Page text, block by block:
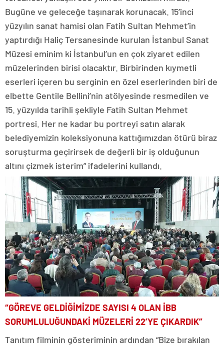
Bugüne ve geleceğe taşınarak korunacak. 15’inci
yüzyılın sanat hamisi olan Fatih Sultan Mehmet’in
yaptırdığı Haliç Tersanesinde kurulan İstanbul Sanat
Müzesi eminim ki İstanbul’un en çok ziyaret edilen
müzelerinden birisi olacaktır. Birbirinden kıymetli
eserleri içeren bu serginin en özel eserlerinden biri de
elbette Gentile Bellini’nin atölyesinde resmedilen ve
15. yüzyılda tarihli şekliyle Fatih Sultan Mehmet
portresi. Her ne kadar bu portreyi satın alarak
belediyemizin koleksiyonuna kattığımızdan ötürü biraz
soruşturma geçirirsek de değerli bir iş olduğunun
altını çizmek isterim” ifadelerini kullandı.
“GÖREVE GELDİĞİMİZDE SAYISI 4 OLAN İBB
SORUMLULUĞUNDAKİ MÜZELERİ 22’YE ÇIKARDIK”
Tanıtım filminin gösteriminin ardından “Bize bırakılan